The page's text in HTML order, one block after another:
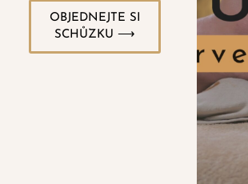
OBJEDNEJTE SI
SCHŮZKU ⟶